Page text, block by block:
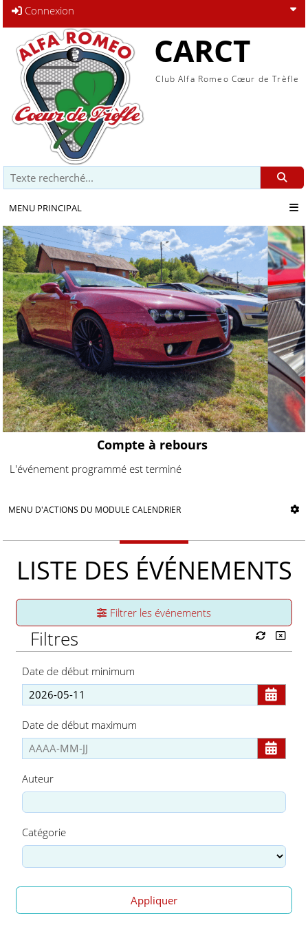
Connexion
CARCT
Club Alfa Romeo Cœur de Trèfle
Recherche
MENU PRINCIPAL
Compte à rebours
L'événement programmé est terminé
MENU D'ACTIONS DU MODULE CALENDRIER
LISTE DES ÉVÉNEMENTS
Filtrer les événements
Filtres
Date de début minimum
Date de début maximum
Auteur
Catégorie
Appliquer